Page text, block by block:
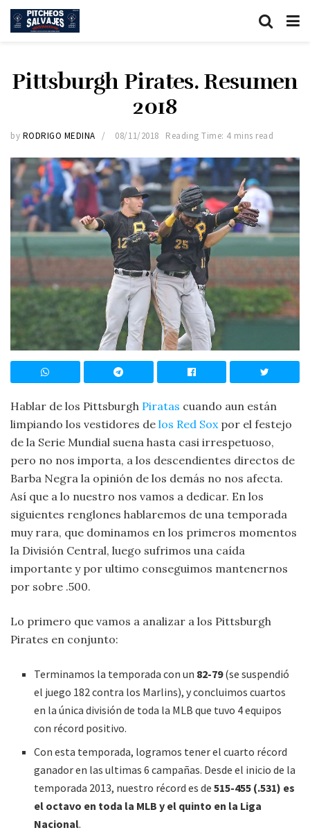
Pittsburgh Pirates. Resumen
2018
by RODRIGO MEDINA 08/11/2018 Reading Time: 4 mins read
Hablar de los Pittsburgh Piratas cuando aun están
limpiando los vestidores de los Red Soxpor el festejo
de la Serie Mundial suena hasta casi irrespetuoso,
pero no nos importa, a los descendientes directos de
Barba Negra la opinión de los demás no nos afecta.
Así que a lo nuestro nos vamos a dedicar. En los
siguientes renglones hablaremos de una temporada
muy rara, que dominamos en los primeros momentos
la División Central, luego sufrimos una caída
importante y por ultimo conseguimos mantenernos
por sobre .500.
Lo primero que vamos a analizar a los Pittsburgh
Pirates en conjunto:
Terminamos la temporada con un 82-79(se suspendió
el juego 182 contra los Marlins), y concluimos cuartos
en la única división de toda la MLB que tuvo 4 equipos
con récord positivo.
Con esta temporada, logramos tener el cuarto récord
ganador en las ultimas 6 campañas. Desde el inicio de la
temporada 2013, nuestro récord es de515-455 (.531) es
el octavo en toda la MLB y el quinto en la Liga
Nacional.